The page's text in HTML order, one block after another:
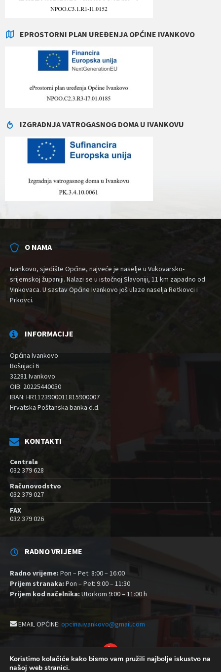
EPROSTORNI PLAN UREĐENJA OPĆINE IVANKOVO
IZGRADNJA VATROGASNOG DOMA U IVANKOVU
O NAMA
Ivankovo, sjedište Općine, najveće je naselje u Vukovarsko-
srijemskoj županiji. Nalazi se u istočnoj Slavoniji, 11 km zapadno od
Vinkovaca. U sastav Općine Ivankovo još ulaze naselja Retkovci i
Prkovci.
INFORMACIJE
Općina Ivankovo
Bošnjaci 6
32281 Ivankovo
OIB: 20225440050
IBAN: HR1123900011815900007
Hrvatska Poštanska banka d.d.
KONTAKTI
Centrala
032 379 628
Računovodstvo
032 379 027
FAX
032 379 026
RADNO VRIJEME
Radno vrijeme: Pon – Pet: 8:00 – 16:00
Prijem stranaka: Pon – Pet: 9:00 – 11:30
Prijem kod načelnika: Utorkom 9:00 – 11:00 h
EMAIL OPĆINE: opcina.ivankovo@gmail.com
YouTube
Izjava o pristupačnosti
Koristimo kolačiće kako bismo vam pružili najbolje iskustvo na
našoj web stranici.